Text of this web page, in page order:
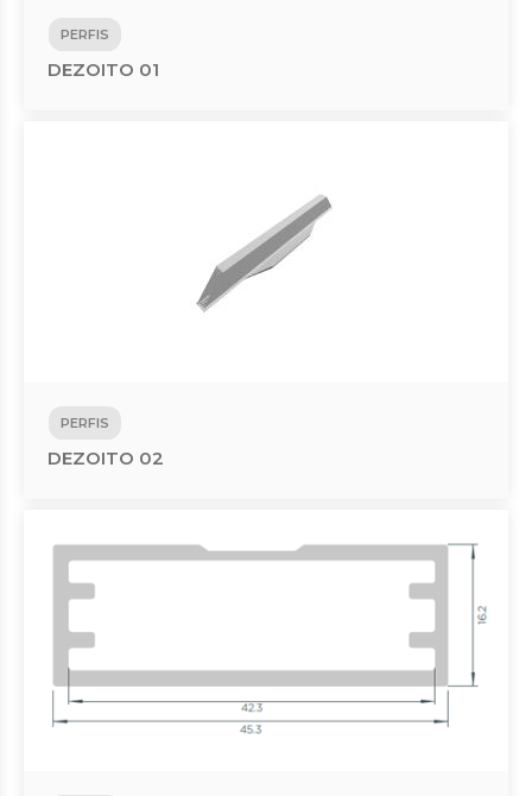
PERFIS
DEZOITO 01
PERFIS
DEZOITO 02